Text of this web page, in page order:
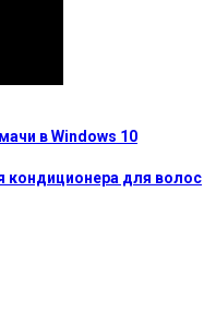
в Windows 10
кондиционера для волос